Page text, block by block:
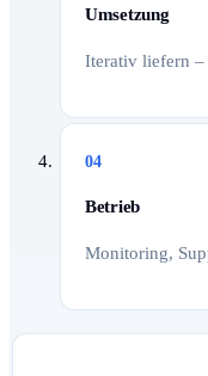
Umsetzung
Iterativ liefern –
04
Betrieb
Monitoring,